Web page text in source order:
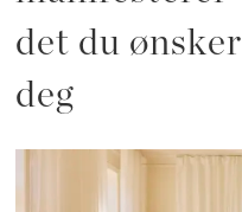
det du ønsker
deg